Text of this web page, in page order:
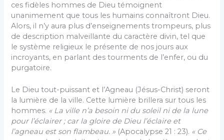
ces fidèles hommes de Dieu témoignent
unanimement que tous les humains connaîtront Dieu.
Alors, il n’y aura plus d’enseignements trompeurs, plus
de description malveillante du caractère divin, tel que
le système religieux le présente de nos jours aux
incroyants, en parlant des tourments de l’enfer, ou du
purgatoire.
Le Dieu tout-puissant et l’Agneau (Jésus-Christ) seront
la lumière de la ville. Cette lumière brillera sur tous les
hommes. « La ville n’a besoin ni du soleil ni de la lune
pour l’éclairer ; car la gloire de Dieu l’éclaire et
l’agneau est son flambeau. » (Apocalypse 21 : 23). « Ce